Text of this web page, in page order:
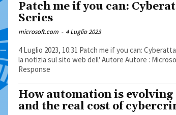
Patch me if you can:
Series
microsoft.com - 4 Luglio 2023
4 Luglio 2023, 10:31 Patch me if you can: Cyberattack Series Leggi
la notizia sul sito web dell' Autore Autore :
Response
How automation is evolving
and the real cost of